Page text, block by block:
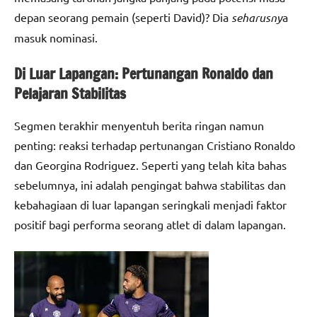
depan seorang pemain (seperti David)? Dia seharusnya
masuk nominasi.
Di Luar Lapangan: Pertunangan Ronaldo dan
Pelajaran Stabilitas
Segmen terakhir menyentuh berita ringan namun
penting: reaksi terhadap pertunangan Cristiano Ronaldo
dan Georgina Rodriguez. Seperti yang telah kita bahas
sebelumnya, ini adalah pengingat bahwa stabilitas dan
kebahagiaan di luar lapangan seringkali menjadi faktor
positif bagi performa seorang atlet di dalam lapangan.